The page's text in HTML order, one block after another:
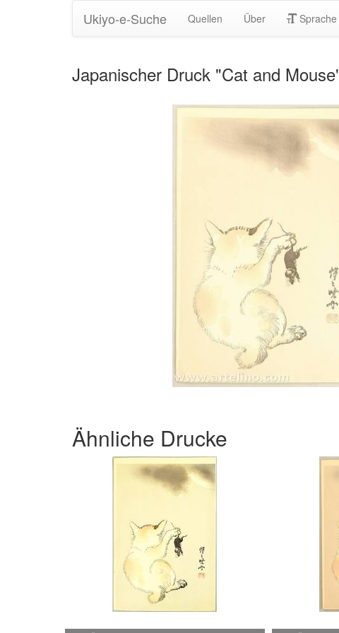
Ukiyo-e-Suche Quellen Über Sprache
Japanischer Druck "Cat and
Ähnliche Drucke